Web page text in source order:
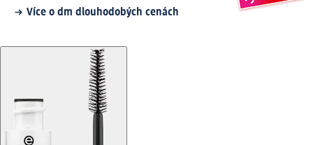
Více o dm dlouhodobých cenách